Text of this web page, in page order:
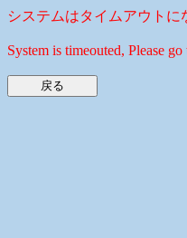
システムはタイムアウト
System is timeouted, Please